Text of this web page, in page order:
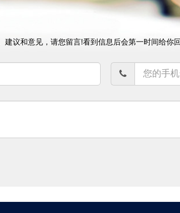
建议和意见，请您留言!看到信息后会第一时间给你